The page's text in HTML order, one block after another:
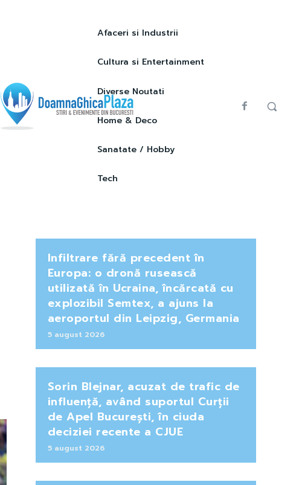
Afaceri si Industrii
Cultura si Entertainment
Diverse Noutati
Home & Deco
Sanatate / Hobby
Tech
Infiltrare fără precedent în
Europa: o dronă rusească
utilizată în Ucraina, încărcată cu
explozibil Semtex, a ajuns la
aeroportul din Leipzig, Germania
5 august 2026
Sorin Blejnar, acuzat de trafic de
influență, având suportul Curții
de Apel București, în ciuda
deciziei recente a CJUE
5 august 2026